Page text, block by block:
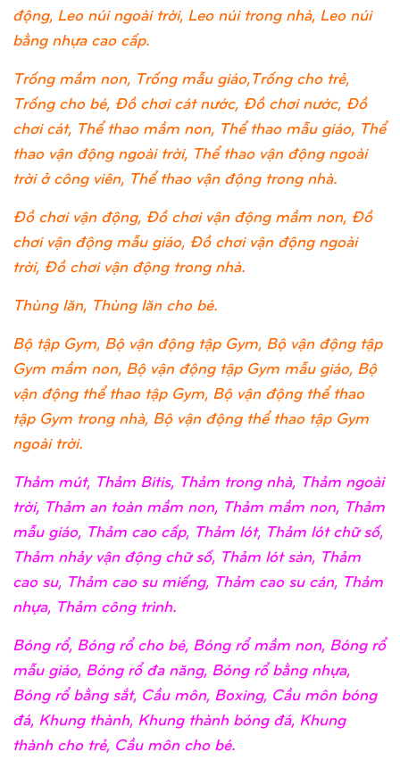
động, Leo núi ngoài trời, Leo núi trong nhà, Leo núi
bằng nhựa cao cấp.
Trống mầm non, Trống mẫu giáo,Trống cho trẻ,
Trống cho bé, Đồ chơi cát nước, Đồ chơi nước, Đồ
chơi cát, Thể thao mầm non, Thể thao mẫu giáo, Thể
thao vận động ngoài trời, Thể thao vận động ngoài
trời ở công viên, Thể thao vận động trong nhà.
Đồ chơi vận động, Đồ chơi vận động mầm non, Đồ
chơi vận động mẫu giáo, Đồ chơi vận động ngoài
trời, Đồ chơi vận động trong nhà.
Thùng lăn, Thùng lăn cho bé.
Bộ tập Gym, Bộ vận động tập Gym, Bộ vận động tập
Gym mầm non, Bộ vận động tập Gym mẫu giáo, Bộ
vận động thể thao tập Gym, Bộ vận động thể thao
tập Gym trong nhà, Bộ vận động thể thao tập Gym
ngoài trời.
Thảm mút, Thảm Bitis, Thảm trong nhà, Thảm ngoài
trời, Thảm an toàn mầm non, Thảm mầm non, Thảm
mẫu giáo, Thảm cao cấp, Thảm lót, Thảm lót chữ số,
Thảm nhảy vận động chữ số, Thảm lót sàn, Thảm
cao su, Thảm cao su miếng, Thảm cao su cán, Thảm
nhựa, Thảm công trình.
Bóng rổ, Bóng rổ cho bé, Bóng rổ mầm non, Bóng rổ
mẫu giáo, Bóng rổ đa năng, Bóng rổ bằng nhựa,
Bóng rổ bằng sắt, Cầu môn, Boxing, Cầu môn bóng
đá, Khung thành, Khung thành bóng đá, Khung
thành cho trẻ, Cầu môn cho bé.